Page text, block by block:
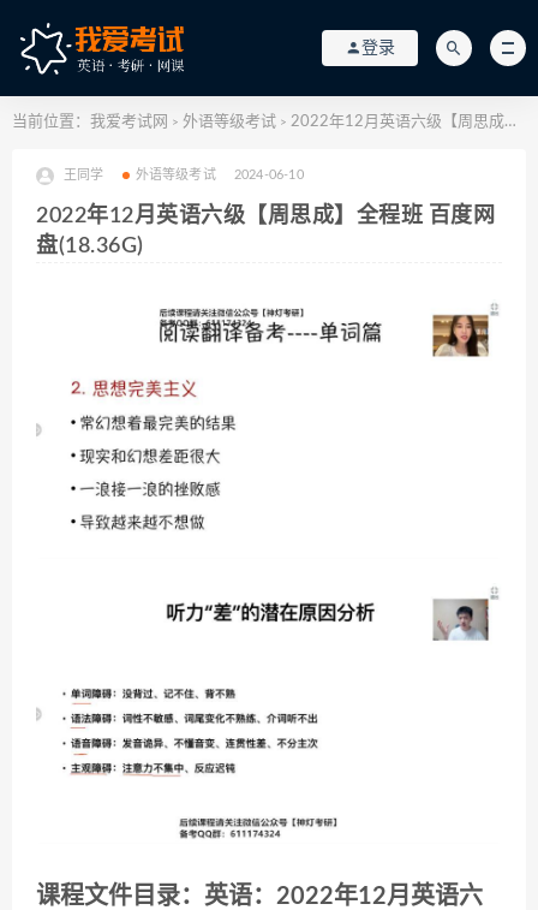
登录
当前位置： 我爱考试网 > 外语等级考试 > 2022年12月英语六级【周思成】全程班 百度网盘(18.36G)
王同学 外语等级考试 2024-06-10
2022年12月英语六级【周思成】全程班 百度网
盘(18.36G)
课程文件目录：英语：2022年12月英语六